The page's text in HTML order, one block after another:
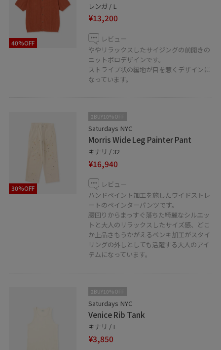
Instagram：@ka0y0s
SATURDAYS NYC Osaka
〒542-0081 大阪府大阪市中央区南船場4-13-22 1F、
Open |・Cafe 9:00∼20:00 ・Apparel 11:00∼20:00
40%OFF
レンガ / L
¥13,200
レビュー
ややリラックスしたサイジングの前開きの
ニットポロデザインです。
ストライプ状の編地が目を惹くデザインに
なっています。
30%OFF
2BUY10%OFF
Saturdays NYC
Morris Wide Leg Painter Pant
キナリ / 32
¥16,940
レビュー
ハンドペイント加工を施したワイドストレ
ートのペインターパンツです。
腰回りからまっすぐ落ちた綺麗なシルエッ
トと大人のリラックスしたサイズ感、どこ
か上品さもうかがえるペンキ加工がスタイ
リングの外しとしても活躍する大人のアイ
テムになっています。
2BUY10%OFF
Saturdays NYC
Venice Rib Tank
キナリ / L
¥3,850